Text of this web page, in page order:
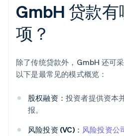
GmbH 贷款
项？
除了传统贷款外，GmbH 还可
以下是最常见的模式概览：
股权融资： 投资者提供资本
报。
风险投资 (VC)： 风险投资公